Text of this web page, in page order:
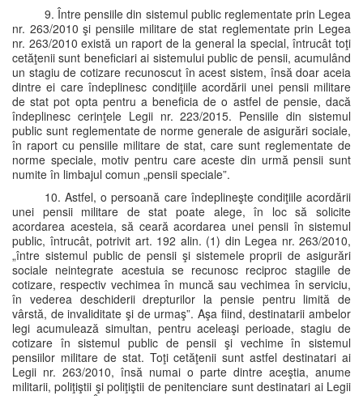
9. Între pensiile din sistemul public reglementate prin Legea
nr. 263/2010 şi pensiile militare de stat reglementate prin Legea
nr. 263/2010 există un raport de la general la special, întrucât toţi
cetăţenii sunt beneficiari ai sistemului public de pensii, acumulând
un stagiu de cotizare recunoscut în acest sistem, însă doar aceia
dintre ei care îndeplinesc condiţiile acordării unei pensii militare
de stat pot opta pentru a beneficia de o astfel de pensie, dacă
îndeplinesc cerinţele Legii nr. 223/2015. Pensiile din sistemul
public sunt reglementate de norme generale de asigurări sociale,
în raport cu pensiile militare de stat, care sunt reglementate de
norme speciale, motiv pentru care aceste din urmă pensii sunt
numite în limbajul comun „pensii speciale”.
10. Astfel, o persoană care îndeplineşte condiţiile acordării
unei pensii militare de stat poate alege, în loc să solicite
acordarea acesteia, să ceară acordarea unei pensii în sistemul
public, întrucât, potrivit art. 192 alin. (1) din Legea nr. 263/2010,
„între sistemul public de pensii şi sistemele proprii de asigurări
sociale neintegrate acestuia se recunosc reciproc stagiile de
cotizare, respectiv vechimea în muncă sau vechimea în serviciu,
în vederea deschiderii drepturilor la pensie pentru limită de
vârstă, de invaliditate şi de urmaş”. Aşa fiind, destinatarii ambelor
legi acumulează simultan, pentru aceleaşi perioade, stagiu de
cotizare în sistemul public de pensii şi vechime în sistemul
pensiilor militare de stat. Toţi cetăţenii sunt astfel destinatari ai
Legii nr. 263/2010, însă numai o parte dintre aceştia, anume
militarii, poliţiştii şi poliţiştii de penitenciare sunt destinatari ai Legii